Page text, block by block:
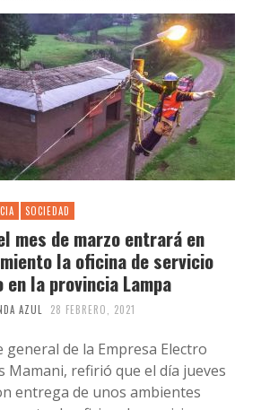
SOCIEDAD
mes de marzo entrará en
la oficina de servicio
la provincia Lampa
AZUL 28 FEBRERO, 2021
general de la Empresa Electro
Mamani, refirió que el día jueves
entrega de unos ambientes